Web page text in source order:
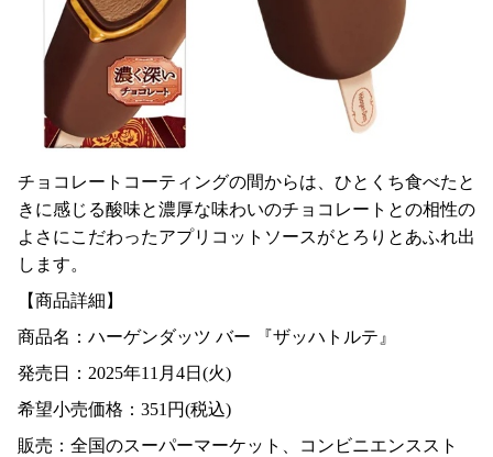
チョコレートコーティングの間からは、ひとくち食べたと
きに感じる酸味と濃厚な味わいのチョコレートとの相性の
よさにこだわったアプリコットソースがとろりとあふれ出
します。
【商品詳細】
商品名：ハーゲンダッツ バー 『ザッハトルテ』
発売日：2025年11月4日(火)
希望小売価格：351円(税込)
販売：全国のスーパーマーケット、コンビニエンススト